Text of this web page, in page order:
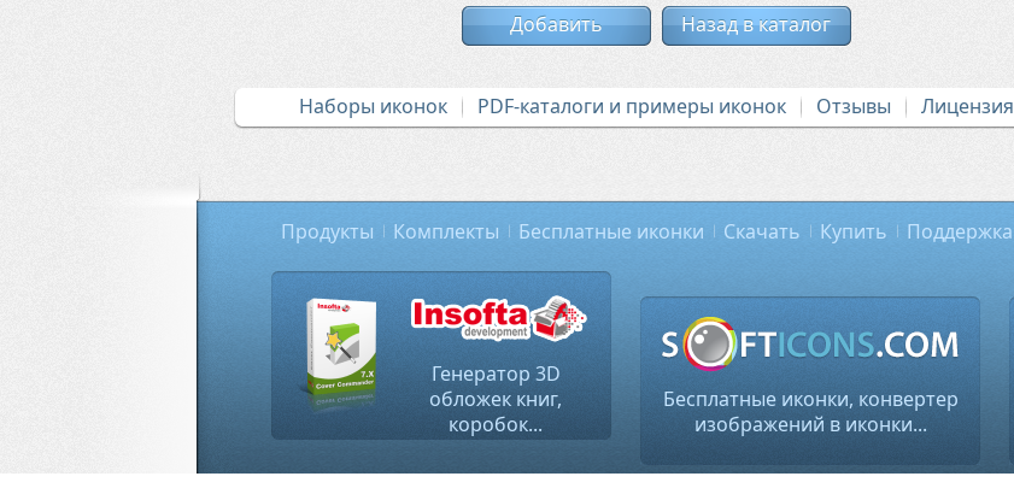
Добавить Назад в каталог
Наборы иконок PDF-каталоги и примеры иконок Отзывы Лицензия
Продукты Комплекты Бесплатные иконки Скачать Купить Поддержка
Генератор 3D
обложек книг,
коробок...
Бесплатные иконки, конвертер
изображений в иконки...